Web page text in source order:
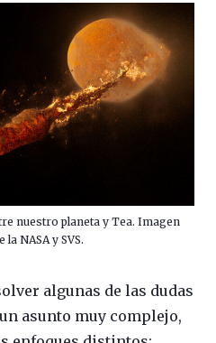
nuestro planeta y Tea. Imagen
NASA y SVS.
algunas de las dudas
asunto muy complejo,